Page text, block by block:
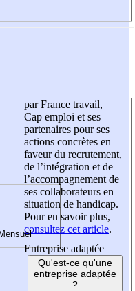
par France travail,
Cap emploi et ses
partenaires pour ses
actions concrètes en
faveur du recrutement,
de l’intégration et de
l’accompagnement de
ses collaborateurs en
situation de handicap.
Pour en savoir plus,
consultez cet article.
Entreprise adaptée
Qu'est-ce qu'une
entreprise adaptée
?